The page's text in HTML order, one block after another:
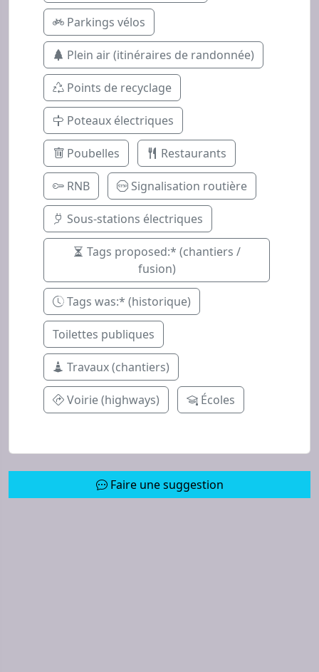
Parkings vélos
Plein air (itinéraires de randonnée)
Points de recyclage
Poteaux électriques
Poubelles Restaurants
RNB Signalisation routière
Sous-stations électriques
Tags proposed:* (chantiers /
fusion)
Tags was:* (historique)
Toilettes publiques
Travaux (chantiers)
Voirie (highways) Écoles
Faire une suggestion